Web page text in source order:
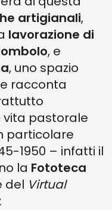
artigianali,
lavorazione di
, e
, uno spazio
racconta
pastorale
particolare
1950 – infatti il
la Fototeca
del Virtual
.